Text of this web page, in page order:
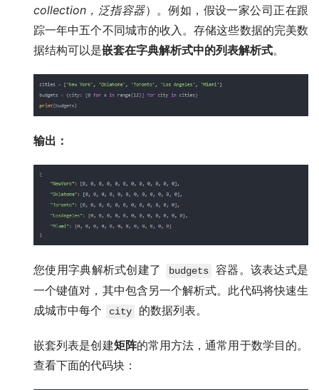
collection，泛指容器）。例如，假设一家公司正在跟
踪一年中五个不同城市的收入。存储这些数据的完美数
据结构可以是嵌套在字典解析式中的列表解析式。
输出：
您使用字典解析式创建了 budgets
容器。该表达式是
一个键值对，其中包含另一个解析式。此代码将快速生
成城市中每个
city 的数据列表。
嵌套列表是创建矩阵的常用方法，通常用于数学目的。
查看下面的代码块：